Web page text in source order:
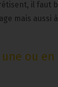
il faut
mais aussi
ou en